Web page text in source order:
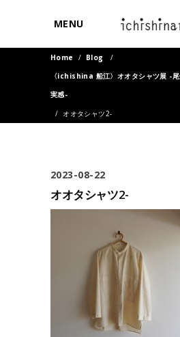
MENU
Home / Blog
/
〈ichishina 船江〉オオタシャツ展 -
実感-
/ オオタシャツ2-
2023-08-22
オオタシャツ2-